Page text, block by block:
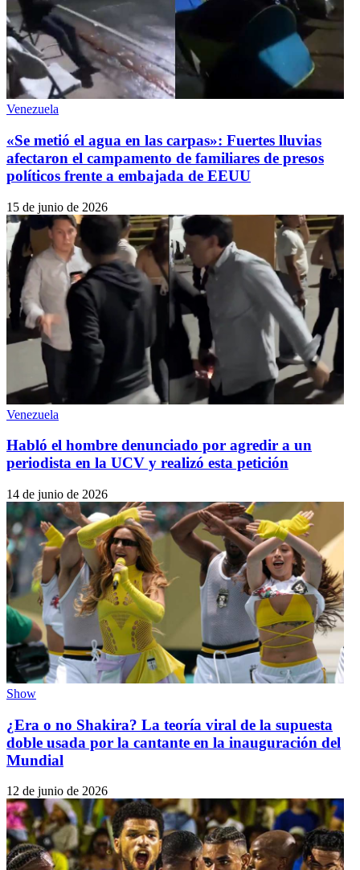
Venezuela
«Se metió el agua en las carpas»: Fuertes lluvias
afectaron el campamento de familiares de presos
políticos frente a embajada de EEUU
15 de junio de 2026
Venezuela
Habló el hombre denunciado por agredir a un
periodista en la UCV y realizó esta petición
14 de junio de 2026
Show
¿Era o no Shakira? La teoría viral de la supuesta
doble usada por la cantante en la inauguración del
Mundial
12 de junio de 2026